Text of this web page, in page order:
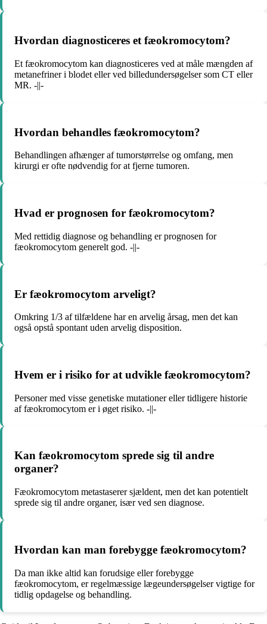
Hvordan diagnosticeres et fæokromocytom?
Et fæokromocytom kan diagnosticeres ved at måle mængden af
metanefriner i blodet eller ved billedundersøgelser som CT eller
MR. -||-
Hvordan behandles fæokromocytom?
Behandlingen afhænger af tumorstørrelse og omfang, men
kirurgi er ofte nødvendig for at fjerne tumoren.
Hvad er prognosen for fæokromocytom?
Med rettidig diagnose og behandling er prognosen for
fæokromocytom generelt god. -||-
Er fæokromocytom arveligt?
Omkring 1/3 af tilfældene har en arvelig årsag, men det kan
også opstå spontant uden arvelig disposition.
Hvem er i risiko for at udvikle fæokromocytom?
Personer med visse genetiske mutationer eller tidligere historie
af fæokromocytom er i øget risiko. -||-
Kan fæokromocytom sprede sig til andre
organer?
Fæokromocytom metastaserer sjældent, men det kan potentielt
sprede sig til andre organer, især ved sen diagnose.
Hvordan kan man forebygge fæokromocytom?
Da man ikke altid kan forudsige eller forebygge
fæokromocytom, er regelmæssige lægeundersøgelser vigtige for
tidlig opdagelse og behandling.